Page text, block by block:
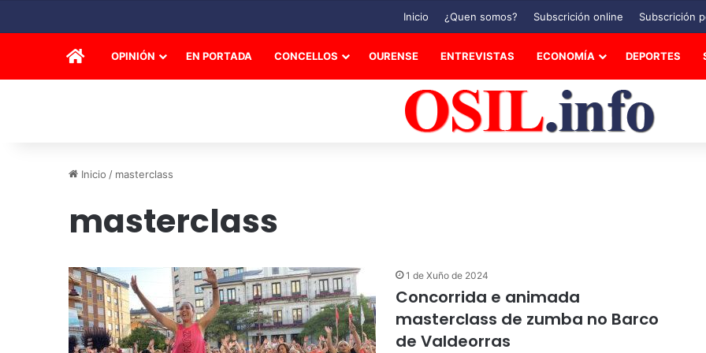
Inicio ¿Quen somos? Subscrición online Subscrición
INICIOOPINIÓN EN PORTADA CONCELLOS OURENSE ENTREVISTAS ECONOMÍA DEPORTES
Inicio / masterclass
masterclass
1 de Xuño de 2024
Concorrida e animada
masterclass de zumba no Barco
de Valdeorras